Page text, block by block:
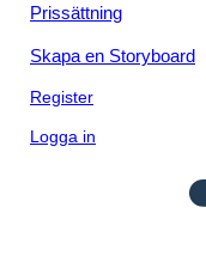
Prissättning
Skapa en Storyboard
Register
Logga in